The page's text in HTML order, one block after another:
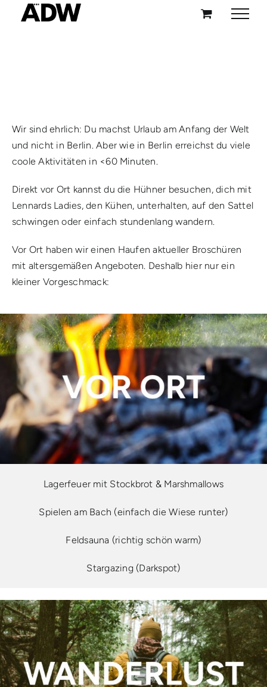
Inhalt
Wir sind ehrlich: Du machst Urlaub am Anfang der Welt
und nicht in Berlin. Aber wie in Berlin erreichst du viele
coole Aktivitäten in <60 Minuten.
Direkt vor Ort kannst du die Hühner besuchen, dich mit
Lennards Ladies, den Kühen, unterhalten, auf den Sattel
schwingen oder einfach stundenlang wandern.
Vor Ort haben wir einen Haufen aktueller Broschüren
mit altersgemäßen Angeboten. Deshalb hier nur ein
kleiner Vorgeschmack:
Lagerfeuer mit Stockbrot & Marshmallows
Spielen am Bach (einfach die Wiese runter)
Feldsauna (richtig schön warm)
Stargazing (Darkspot)